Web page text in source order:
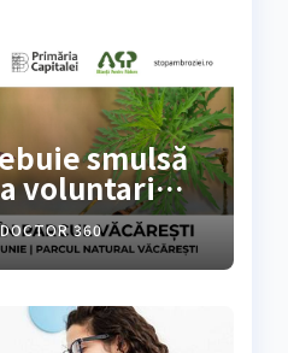
smulsă
voluntari
de curățare
DOCTOR 360